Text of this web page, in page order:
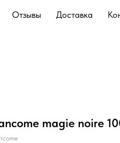
Отзывы Доставка
magie noire